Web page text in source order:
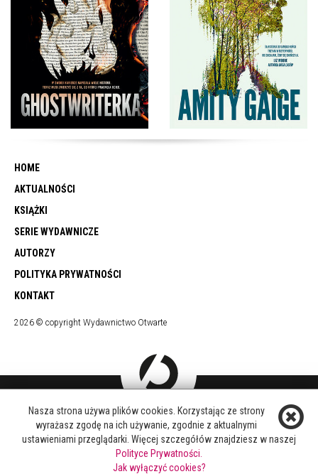
HOME
AKTUALNOŚCI
KSIĄŻKI
SERIE WYDAWNICZE
AUTORZY
POLITYKA PRYWATNOŚCI
KONTAKT
2026 © copyright Wydawnictwo Otwarte
DOŁĄCZ DO NAS
FACEBOOK
TWITTER
Nasza strona używa plików cookies. Korzystając ze strony
wyrażasz zgodę na ich używanie, zgodnie z aktualnymi
ustawieniami przeglądarki. Więcej szczegółów znajdziesz w naszej
Polityce Prywatności.
Jak wyłączyć cookies?